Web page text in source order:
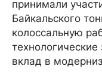
принимали
Байкальского
колоссальную
вклад в